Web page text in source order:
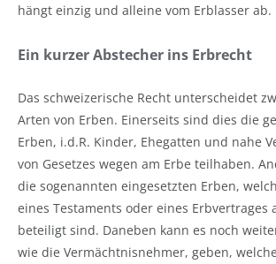
hängt einzig und alleine vom Erblasser ab.
Ein kurzer Abstecher ins Erbrecht
Das schweizerische Recht unterscheidet
Arten von Erben. Einerseits sind dies die
Erben, i.d.R. Kinder, Ehegatten und nahe
von Gesetzes wegen am Erbe teilhaben.
die sogenannten eingesetzten Erben,
eines Testaments oder eines Erbvertrages
beteiligt sind. Daneben kann es noch
wie die Vermächtnisnehmer, geben,